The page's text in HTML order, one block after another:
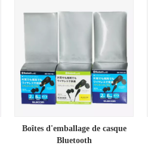
Boîtes d'emballage de casque
Bluetooth